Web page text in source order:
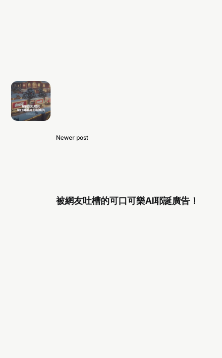
Newer post
被網友吐槽的可口可樂AI耶誕廣告！